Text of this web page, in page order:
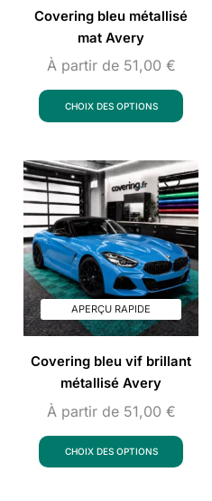
Covering bleu métallisé
mat Avery
À partir de 51,00 €
CHOIX DES OPTIONS
APERÇU RAPIDE
Covering bleu vif brillant
métallisé Avery
À partir de 51,00 €
CHOIX DES OPTIONS